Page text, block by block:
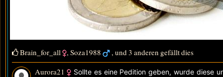
Brain_for_all , Soza1988
, und 3 anderen gefällt dies
Aurora21
Sollte es eine Pedition geben, wurde diese